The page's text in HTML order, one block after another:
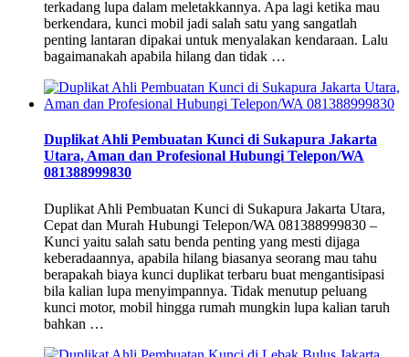
terkadang lupa dalam meletakkannya. Apa lagi ketika mau
berkendara, kunci mobil jadi salah satu yang sangatlah
penting lantaran dipakai untuk menyalakan kendaraan. Lalu
bagaimanakah apabila hilang dan tidak …
Duplikat Ahli Pembuatan Kunci di Sukapura Jakarta
Utara, Aman dan Profesional Hubungi Telepon/WA
081388999830
Duplikat Ahli Pembuatan Kunci di Sukapura Jakarta Utara,
Cepat dan Murah Hubungi Telepon/WA 081388999830 –
Kunci yaitu salah satu benda penting yang mesti dijaga
keberadaannya, apabila hilang biasanya seorang mau tahu
berapakah biaya kunci duplikat terbaru buat mengantisipasi
bila kalian lupa menyimpannya. Tidak menutup peluang
kunci motor, mobil hingga rumah mungkin lupa kalian taruh
bahkan …